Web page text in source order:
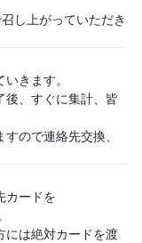
し上がっていただき
きます。
後、すぐに集計、皆
ので連絡先交換、
カードを
には絶対カードを渡